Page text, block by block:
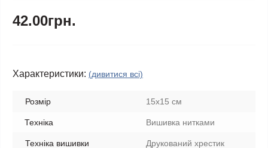
42.00грн.
Характеристики: (дивитися всі)
Розмір 15x15 см
Техніка Вишивка нитками
Техніка вишивки
Друкований хрестик